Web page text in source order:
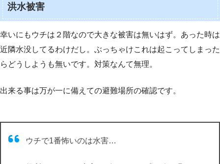
洪水被害
幸いにもウチは２階なので大きな被害は無いはず。あった時は
近隣水没してるわけだし。ぶっちゃけこれは起こってしまった
らどうしようも無いです。対策なんて無理。
出来る事は万が一に備えての避難場所の確認です。
ウチで1番怖いのは水害…